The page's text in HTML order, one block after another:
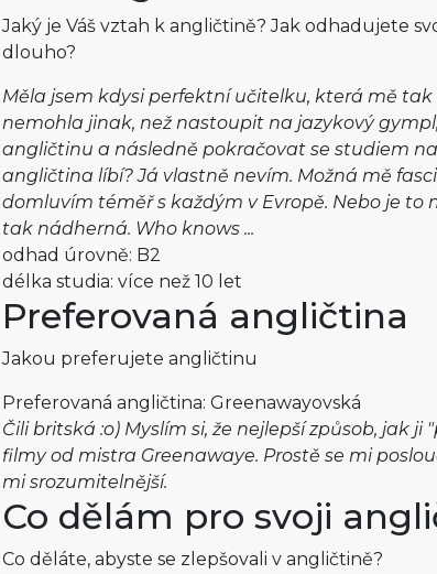
Jaký je Váš vztah k angličtině? Jak odhadujete
dlouho?
Měla jsem kdysi perfektní učitelku, která mě
nemohla jinak, než nastoupit na jazykový
angličtinu a následně pokračovat se studiem na
angličtina líbí? Já vlastně nevím. Možná mě
domluvím téměř s každým v Evropě. Nebo je to
tak nádherná. Who knows ...
odhad úrovně: B2
délka studia: více než 10 let
Preferovaná angličtina
Jakou preferujete angličtinu
Preferovaná angličtina: Greenawayovská
Čili britská :o) Myslím si, že nejlepší způsob, jak ji
filmy od mistra Greenawaye. Prostě se mi
mi srozumitelnější.
Co dělám pro svoji
Co děláte, abyste se zlepšovali v angličtině?